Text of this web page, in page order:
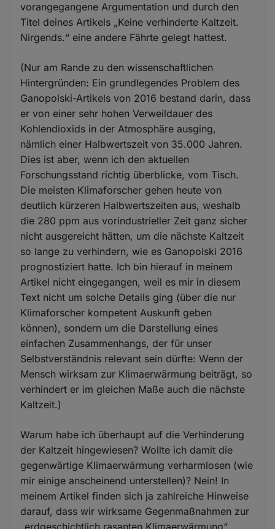
vorangegangene Argumentation und durch den
Titel deines Artikels „Keine verhinderte Kaltzeit.
Nirgends.“ eine andere Fährte gelegt hattest.
(Nur am Rande zu den wissenschaftlichen
Hintergründen: Ein grundlegendes Problem des
Ganopolski-Artikels von 2016 bestand darin, dass
er von einer sehr hohen Verweildauer des
Kohlendioxids in der Atmosphäre ausging,
nämlich einer Halbwertszeit von 35.000 Jahren.
Dies ist aber, wenn ich den aktuellen
Forschungsstand richtig überblicke, vom Tisch.
Die meisten Klimaforscher gehen heute von
deutlich kürzeren Halbwertszeiten aus, weshalb
die 280 ppm aus vorindustrieller Zeit ganz sicher
nicht ausgereicht hätten, um die nächste Kaltzeit
so lange zu verhindern, wie es Ganopolski 2016
prognostiziert hatte. Ich bin hierauf in meinem
Artikel nicht eingegangen, weil es mir in diesem
Text nicht um solche Details ging (über die nur
Klimaforscher kompetent Auskunft geben
können), sondern um die Darstellung eines
einfachen Zusammenhangs, der für unser
Selbstverständnis relevant sein dürfte: Wenn der
Mensch wirksam zur Klimaerwärmung beiträgt, so
verhindert er im gleichen Maße auch die nächste
Kaltzeit.)
Warum habe ich überhaupt auf die Verhinderung
der Kaltzeit hingewiesen? Wollte ich damit die
gegenwärtige Klimaerwärmung verharmlosen (wie
mir einige anscheinend unterstellen)? Nein! In
meinem Artikel finden sich ja zahlreiche Hinweise
darauf, dass wir wirksame Gegenmaßnahmen zur